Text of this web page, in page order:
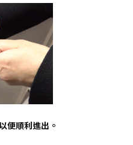
便順利進出。